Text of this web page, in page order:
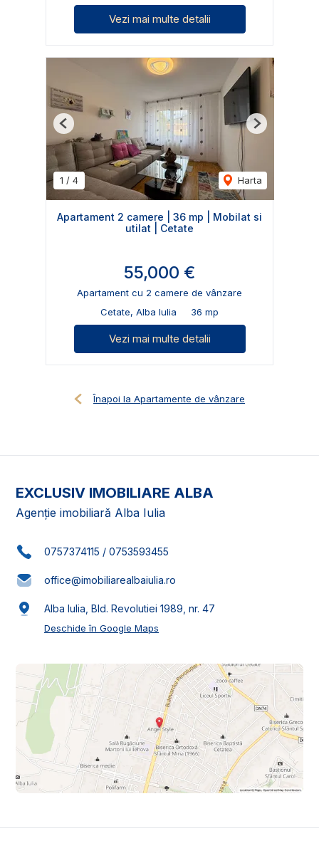
Vezi mai multe detalii
1 / 4 Harta
Previous Next
Apartament 2 camere | 36 mp | Mobilat si
utilat | Cetate
55,000 €
Apartament cu 2 camere de vânzare
Cetate, Alba Iulia
36 mp
Vezi mai multe detalii
Înapoi la Apartamente de vânzare
EXCLUSIV IMOBILIARE ALBA
Agenție imobiliară Alba Iulia
0757374115 / 0753593455
office@imobiliarealbaiulia.ro
Alba Iulia, Bld. Revolutiei 1989, nr. 47
Deschide în Google Maps